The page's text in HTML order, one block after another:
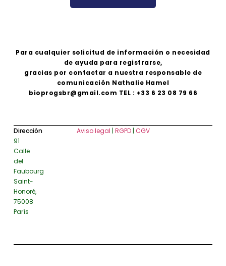
Para cualquier solicitud de información o necesidad
de ayuda para registrarse,
gracias por contactar a nuestra responsable de
comunicación Nathalie Hamel
bioprogsbr@gmail.com TEL : +33 6 23 08 79 66
Dirección
91
Calle
del
Faubourg
Saint-
Honoré,
75008
París
Aviso legal | RGPD| CGV